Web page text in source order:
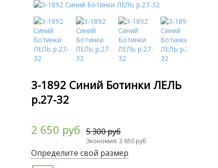
3-1892 Синий Ботинки ЛЕЛЬ
р.27-32
2 650 руб 5 300 руб
Экономия: 2 650 руб
Определите свой размер